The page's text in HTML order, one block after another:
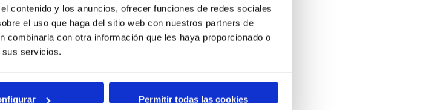
contenido y los anuncios, ofrecer funciones de redes sociales
el uso que haga del sitio web con nuestros partners de
con otra información que les haya proporcionado o
sus servicios.
Permitir todas las cookies
Leaflet| Map data ©OpenStreetMapcontributors